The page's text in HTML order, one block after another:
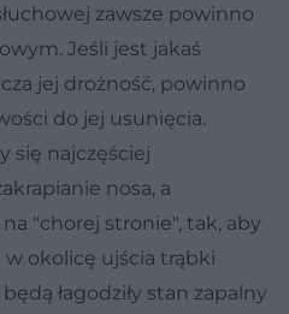
zawsze powinno
Jeśli jest jakaś
jej drożność, powinno
do jej usunięcia.
się najczęściej
nosa, a
"chorej stronie", tak, aby
w okolicę ujścia trąbki
łagodziły stan zapalny